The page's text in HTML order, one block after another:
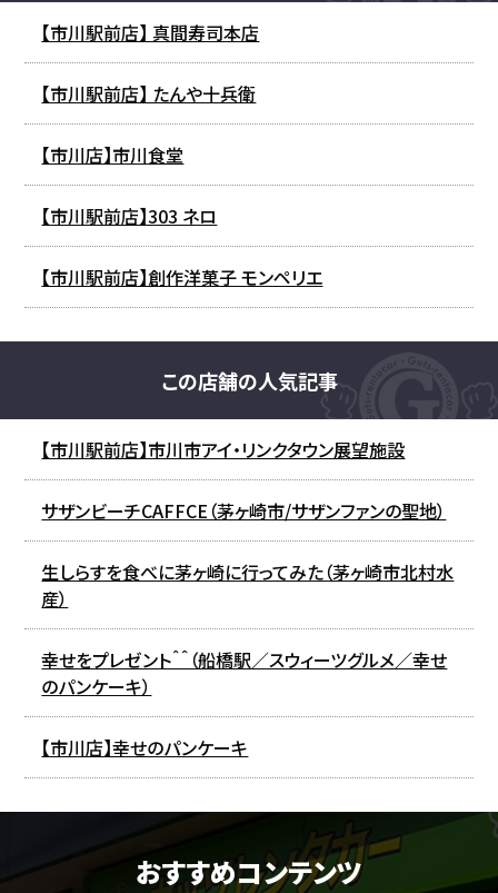
【市川駅前店】 真間寿司本店
【市川駅前店】 たんや十兵衛
【市川店】市川食堂
【市川駅前店】303 ネロ
【市川駅前店】創作洋菓子 モンペリエ
この店舗の人気記事
【市川駅前店】市川市アイ・リンクタウン展望施設
サザンビーチCAFFCE（茅ヶ崎市/サザンファンの聖地）
生しらすを食べに茅ヶ崎に行ってみた（茅ヶ崎市北村水
産）
幸せをプレゼント＾＾（船橋駅／スウィーツグルメ／幸せ
のパンケーキ）
【市川店】幸せのパンケーキ
おすすめコンテンツ